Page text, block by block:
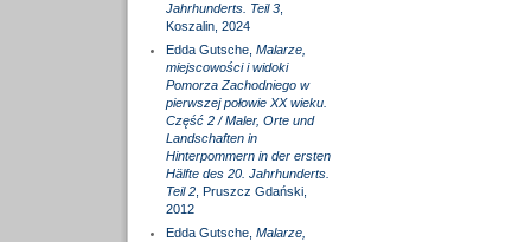
Jahrhunderts. Teil 3,
Koszalin, 2024
Edda Gutsche, Malarze,
miejscowości i widoki
Pomorza Zachodniego w
pierwszej połowie XX wieku.
Część 2 / Maler, Orte und
Landschaften in
Hinterpommern in der ersten
Hälfte des 20. Jahrhunderts.
Teil 2, Pruszcz Gdański,
2012
Edda Gutsche, Malarze,